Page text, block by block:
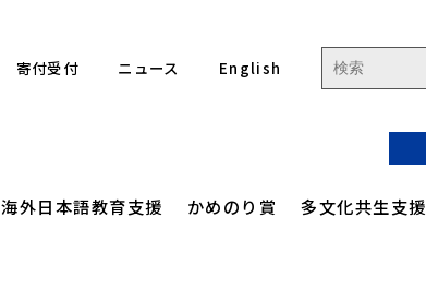
寄付受付 ニュース English
海外日本語教育支援 かめのり賞 多文化共生支援